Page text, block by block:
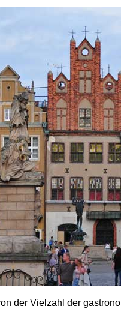
der Vielzahl der